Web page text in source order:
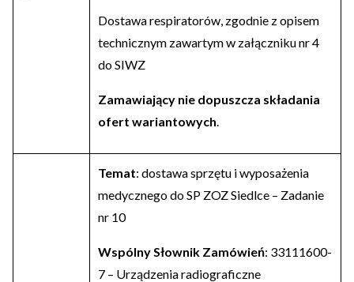
Dostawa respiratorów, zgodnie z opisem
technicznym zawartym w załączniku nr 4
do SIWZ
Zamawiający nie dopuszcza składania
ofert wariantowych.
Temat: dostawa sprzętu i wyposażenia
medycznego do SP ZOZ Siedlce – Zadanie
nr 10
Wspólny Słownik Zamówień: 33111600-
7 – Urządzenia radiograficzne